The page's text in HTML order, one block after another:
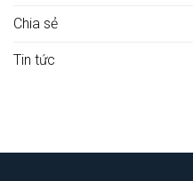
Chia sẻ
Tin tức